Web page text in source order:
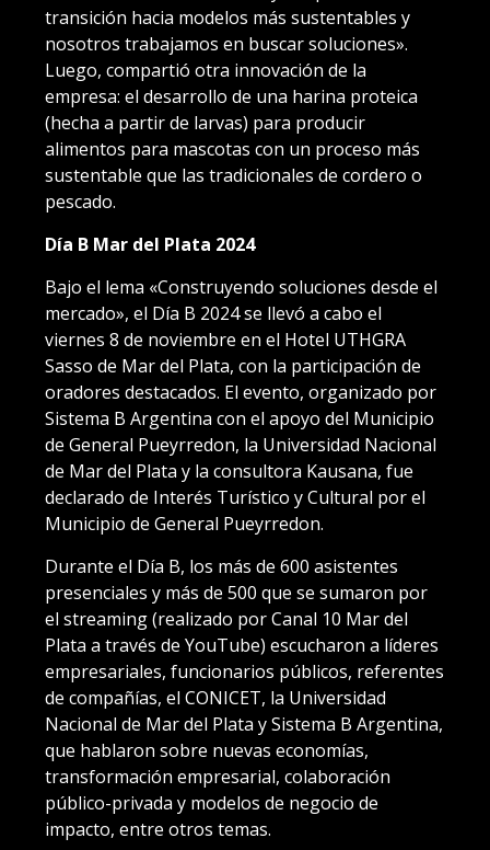
transición hacia modelos más sustentables y
nosotros trabajamos en buscar soluciones».
Luego, compartió otra innovación de la
empresa: el desarrollo de una harina proteica
(hecha a partir de larvas) para producir
alimentos para mascotas con un proceso más
sustentable que las tradicionales de cordero o
pescado.
Día B Mar del Plata 2024
Bajo el lema «Construyendo soluciones desde el
mercado», el Día B 2024 se llevó a cabo el
viernes 8 de noviembre en el Hotel UTHGRA
Sasso de Mar del Plata, con la participación de
oradores destacados. El evento, organizado por
Sistema B Argentina con el apoyo del Municipio
de General Pueyrredon, la Universidad Nacional
de Mar del Plata y la consultora Kausana, fue
declarado de Interés Turístico y Cultural por el
Municipio de General Pueyrredon.
Durante el Día B, los más de 600 asistentes
presenciales y más de 500 que se sumaron por
el streaming (realizado por Canal 10 Mar del
Plata a través de YouTube) escucharon a líderes
empresariales, funcionarios públicos, referentes
de compañías, el CONICET, la Universidad
Nacional de Mar del Plata y Sistema B Argentina,
que hablaron sobre nuevas economías,
transformación empresarial, colaboración
público-privada y modelos de negocio de
impacto, entre otros temas.